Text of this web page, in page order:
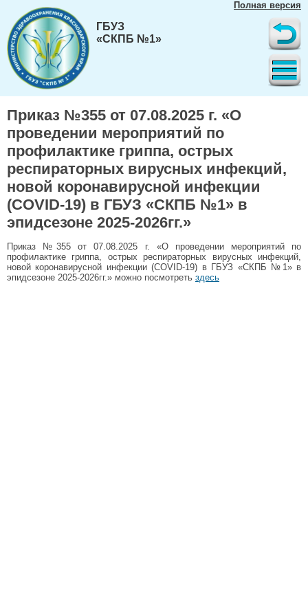
Полная версия
ГБУЗ
«СКПБ №1»
Приказ №355 от 07.08.2025 г. «О
проведении мероприятий по
профилактике гриппа, острых
респираторных вирусных инфекций,
новой коронавирусной инфекции
(COVID-19) в ГБУЗ «СКПБ №1» в
эпидсезоне 2025-2026гг.»
Приказ №355 от 07.08.2025 г. «О проведении мероприятий по
профилактике гриппа, острых респираторных вирусных инфекций,
новой коронавирусной инфекции (COVID-19) в ГБУЗ «СКПБ №1» в
эпидсезоне 2025-2026гг.» можно посмотреть здесь